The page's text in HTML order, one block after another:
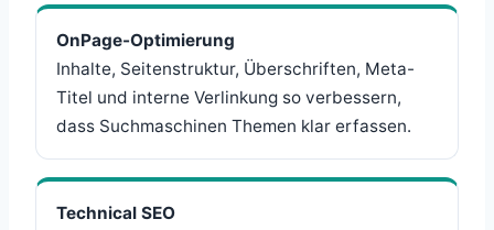
OnPage-Optimierung
Inhalte, Seitenstruktur, Überschriften, Meta-
Titel und interne Verlinkung so verbessern,
dass Suchmaschinen Themen klar erfassen.
Technical SEO